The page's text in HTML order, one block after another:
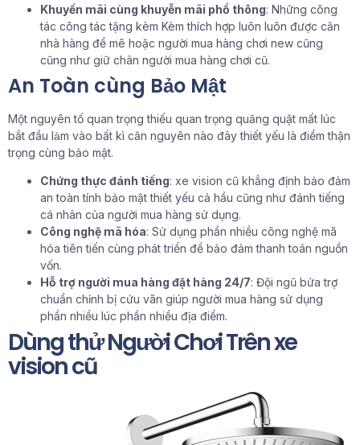
Khuyến mãi cùng khuyễn mãi phổ thông: Những công
tác công tác tặng kèm Kèm thích hợp luôn luôn được căn
nhà hàng để mê hoặc người mua hàng chơi new cũng
cũng như giữ chân người mua hàng chơi cũ.
An Toàn cùng Bảo Mật
Một nguyên tố quan trọng thiếu quan trọng quăng quật mất lúc
bắt đầu làm vào bất kì căn nguyên nào đây thiết yếu là điểm thận
trọng cùng bảo mật.
Chứng thực đánh tiếng: xe vision cũ khẳng định bảo đảm
an toàn tính bảo mật thiết yếu cả hầu cũng như đánh tiếng
cá nhân của người mua hàng sử dụng.
Công nghệ mã hóa: Sử dụng phần nhiều công nghệ mã
hóa tiên tiến cùng phát triển để bảo đảm thanh toán nguồn
vốn.
Hỗ trợ người mua hàng đặt hàng 24/7: Đội ngũ bửa trợ
chuẩn chỉnh bị cứu vãn giúp người mua hàng sử dụng
phần nhiều lúc phần nhiều địa điểm.
Dùng thử Người Chơi Trên xe
vision cũ